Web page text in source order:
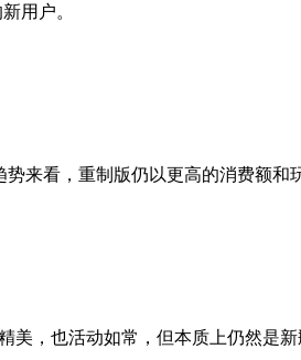
用户。
看，重制版仍以更高的消费额和
也活动如常，但本质上仍然是新